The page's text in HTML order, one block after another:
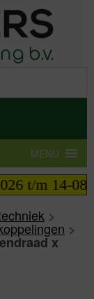
MENU
m 14-08-
>
>
x